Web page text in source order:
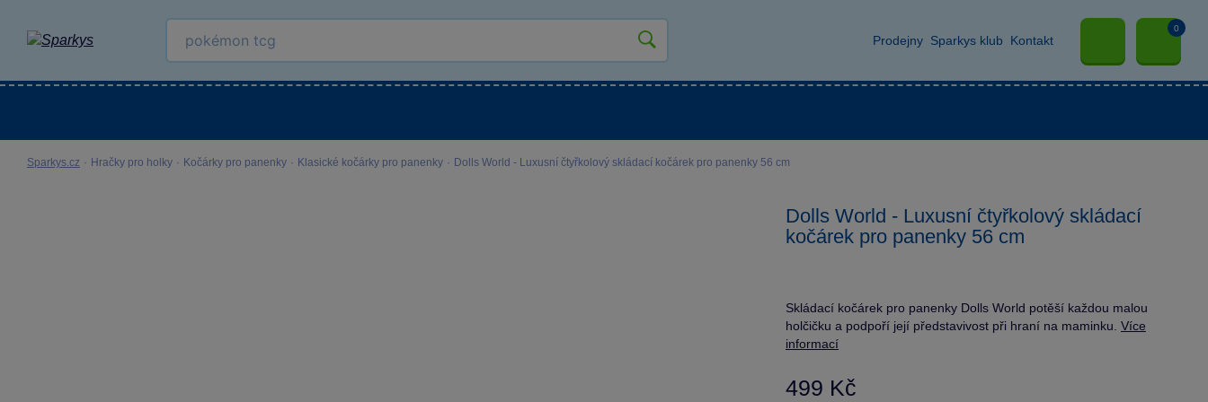
Prodejny Sparkys klub Kontakt
0
Sparkys.cz · Hračky pro holky · Kočárky pro panenky · Klasické kočárky pro panenky · Dolls World - Luxusní čtyřkolový skládací kočárek pro panenky 56 cm
Dolls World - Luxusní čtyřkolový skládací
kočárek pro panenky 56 cm
Skládací kočárek pro panenky Dolls World potěší každou malou
holčičku a podpoří její představivost při hraní na maminku. Více
informací
499 Kč